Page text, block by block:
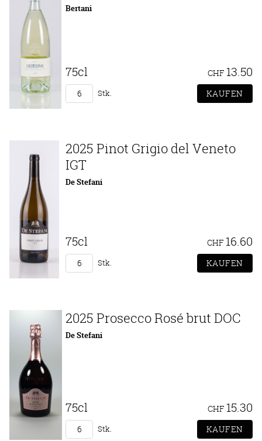
Bertani
75cl CHF 13.50
Stk.
2025 Pinot Grigio del Veneto
IGT
De Stefani
75cl CHF 16.60
Stk.
2025 Prosecco Rosé brut DOC
De Stefani
75cl CHF 15.30
Stk.